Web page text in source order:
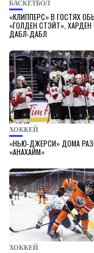
БАСКЕТБОЛ
«КЛИППЕРС» В ГОСТЯХ
«ГОЛДЕН СТЭЙТ»,
ДАБЛ-ДАБЛ
ХОККЕЙ
«НЬЮ-ДЖЕРСИ» ДОМА
«АНАХАЙМ»
ХОККЕЙ